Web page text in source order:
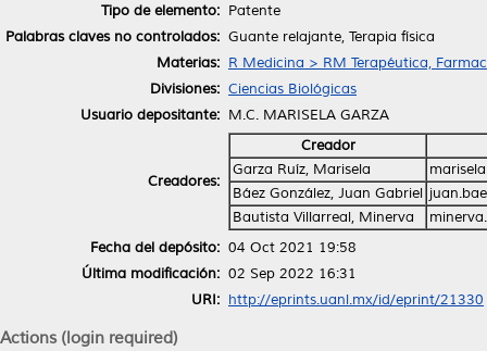
Tipo de elemento: Patente
Palabras claves no controlados: Guante relajante, Terapia física
Materias: R Medicina > RM Terapéutica,
Divisiones: Ciencias Biológicas
Usuario depositante: M.C. MARISELA GARZA
Creadores:
Creador
Garza Ruíz, Marisela
Báez González, Juan Gabriel
Bautista Villarreal, Minerva
Fecha del depósito: 04 Oct 2021 19:58
Última modificación: 02 Sep 2022 16:31
URI: http://eprints.uanl.mx/id/eprint/21330
Actions (login required)